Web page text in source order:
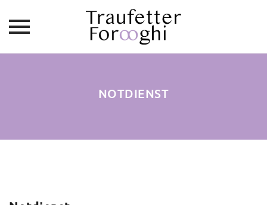
NOTDIENST